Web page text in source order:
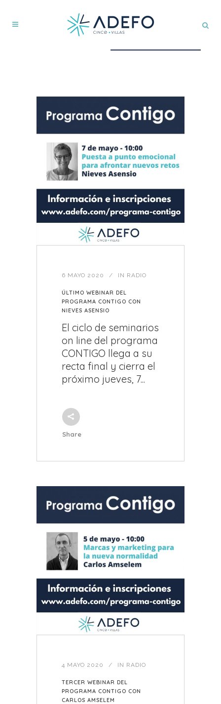
6 MAYO 2020 IN RADIO
ÚLTIMO WEBINAR DEL
PROGRAMA CONTIGO CON
NIEVES ASENSIO
El ciclo de seminarios
on line del programa
CONTIGO llega a su
recta final y cierra el
próximo jueves, 7...
Share
4 MAYO 2020 IN RADIO
TERCER WEBINAR DEL
PROGRAMA CONTIGO CON
CARLOS AMSELEM